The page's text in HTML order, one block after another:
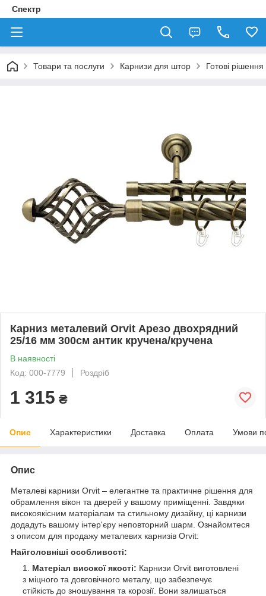
Спектр
Товари та послуги Карнизи для штор Готові рішення
Карниз металевий Orvit Арезо двохрядний
25/16 мм 300см антик кручена/кручена
В наявності
Код: 000-7779
Роздріб
1 315 ₴
Опис Характеристики Доставка Оплата Умови
Опис
Металеві карнизи Orvit – елегантне та практичне рішення для
обрамлення вікон та дверей у вашому приміщенні. Завдяки
високоякісним матеріалам та стильному дизайну, ці карнизи
додадуть вашому інтер'єру неповторний шарм. Ознайомтеся
з описом для продажу металевих карнизів Orvit:
Найголовніші особливості:
Матеріал високої якості: Карнизи Orvit виготовлені
з міцного та довговічного металу, що забезпечує
стійкість до зношування та корозії. Вони залишаться